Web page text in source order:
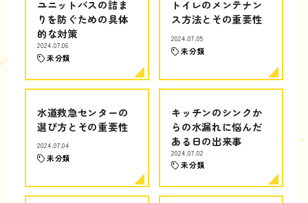
ユニットバスの詰ま
りを防ぐための具体
的な対策
2024.07.06
未分類
トイレのメンテナン
ス方法とその重要性
2024.07.05
未分類
水道救急センターの
選び方とその重要性
2024.07.04
未分類
キッチンのシンクか
らの水漏れに悩んだ
ある日の出来事
2024.07.02
未分類